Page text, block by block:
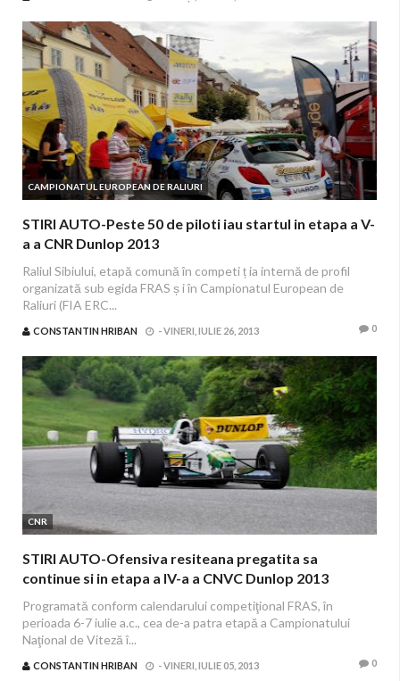
CAMPIONATUL EUROPEAN DE RALIURI
STIRI AUTO-Peste 50 de piloti iau startul in etapa a V-
a a CNR Dunlop 2013
Raliul Sibiului, etapă comună în competi ț ia internă de profil
organizată sub egida FRAS ș i în Campionatul European de
Raliuri (FIA ERC...
CONSTANTIN HRIBAN -VINERI, IULIE 26, 2013 0
CNR
STIRI AUTO-Ofensiva resiteana pregatita sa
continue si in etapa a IV-a a CNVC Dunlop 2013
Programată conform calendarului competiţional FRAS, în
perioada 6-7 iulie a.c., cea de-a patra etapă a Campionatului
Naţional de Viteză î...
CONSTANTIN HRIBAN -VINERI, IULIE 05, 2013 0